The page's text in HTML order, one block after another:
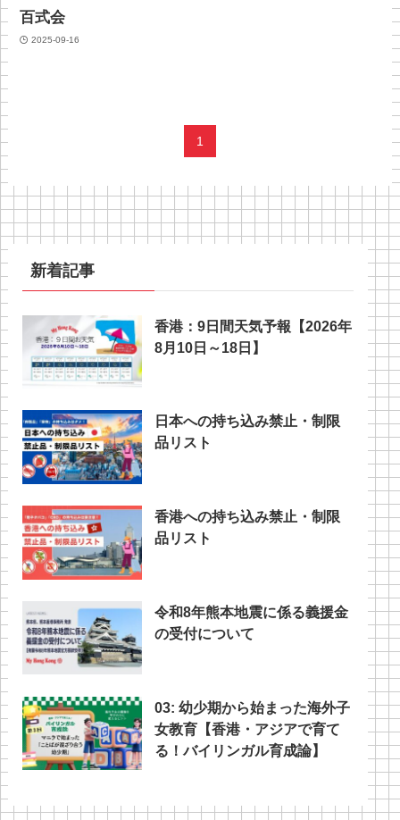
百式会
2025-09-16
1
新着記事
香港：9日間天気予報【2026年
8月10日～18日】
日本への持ち込み禁止・制限
品リスト
香港への持ち込み禁止・制限
品リスト
令和8年熊本地震に係る義援金
の受付について
03: 幼少期から始まった海外子
女教育【香港・アジアで育て
る！バイリンガル育成論】